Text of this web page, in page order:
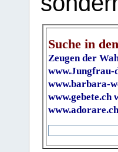
Suche in
Zeugen der
www.Jungfrau-
www.barbara-
www.gebete.ch
www.adorare.ch